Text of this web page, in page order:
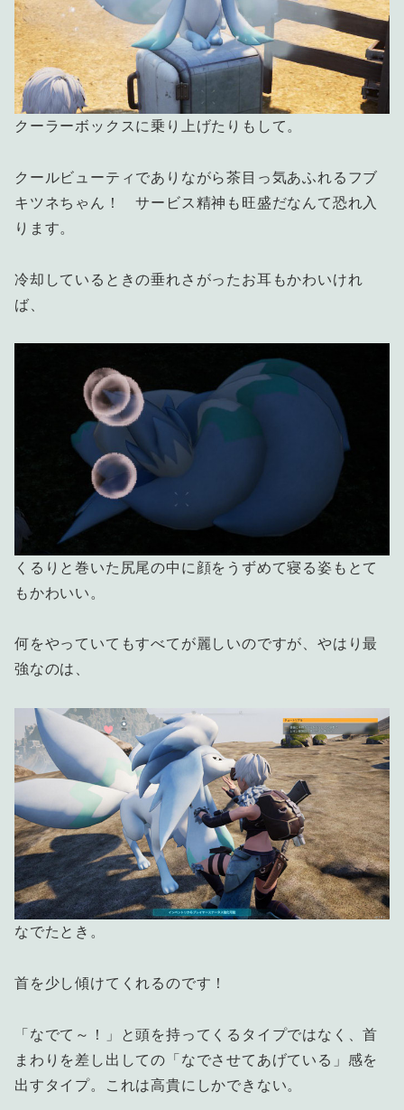
クーラーボックスに乗り上げたりもして。
クールビューティでありながら茶目っ気あふれるフブ
キツネちゃん！ サービス精神も旺盛だなんて恐れ入
ります。
冷却しているときの垂れさがったお耳もかわいけれ
ば、
くるりと巻いた尻尾の中に顔をうずめて寝る姿もとて
もかわいい。
何をやっていてもすべてが麗しいのですが、やはり最
強なのは、
なでたとき。
首を少し傾けてくれるのです！
「なでて～！」と頭を持ってくるタイプではなく、首
まわりを差し出しての「なでさせてあげている」感を
出すタイプ。これは高貴にしかできない。